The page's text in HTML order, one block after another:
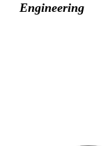
Engineering